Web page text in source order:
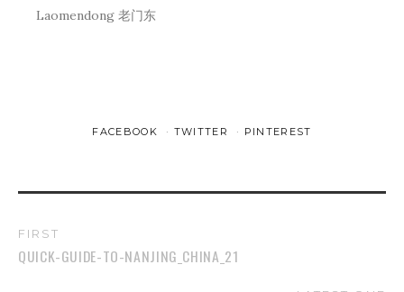
Laomendong 老门东
FACEBOOK TWITTER PINTEREST
FIRST
QUICK-GUIDE-TO-NANJING_CHINA_21